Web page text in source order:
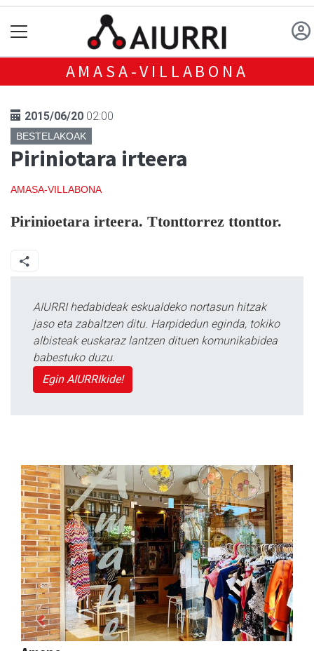
AMASA-VILLABONA
2015/06/20 02:00
BESTELAKOAK
Piriniotara irteera
AMASA-VILLABONA
Pirinioetara irteera. Ttonttorrez ttonttor.
AIURRI hedabideak eskualdeko nortasun hitzak
jaso eta zabaltzen ditu. Harpidedun eginda, tokiko
albisteak euskaraz lantzen dituen komunikabidea
babestuko duzu.
Egin AIURRIkide!
Previous Next